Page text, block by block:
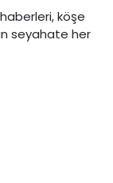
köşe
seyahate her